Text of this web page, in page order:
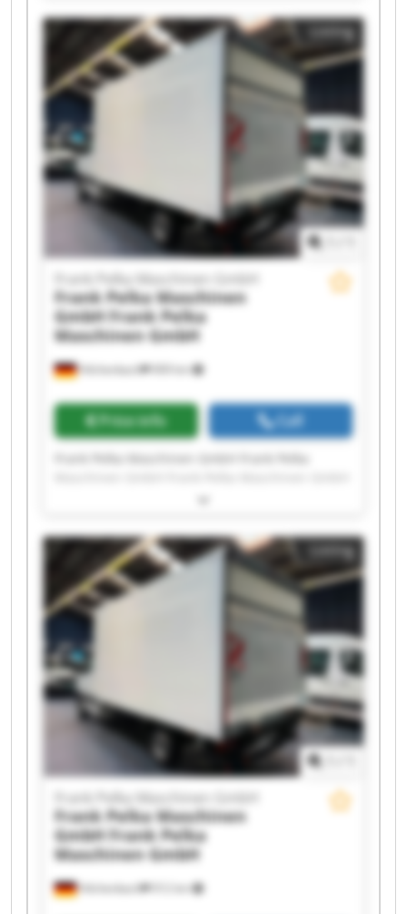
Frank Pelka Maschinen GmbH Frank Pelka
Maschinen GmbH Frank Pelka Maschinen GmbH
Frank Pelka Maschinen GmbH Frank Pelka
Maschinen GmbH Frank Pelka Maschinen GmbH
Frank Pelka Maschinen GmbH Frank Pelka
Maschinen GmbH Frank Pelka Maschinen GmbH
Frank Pelka Maschinen GmbH Frank Pelka
Maschinen GmbH Frank Pelka Maschinen GmbH
Frank Pelka Maschinen GmbH Frank Pelka
Maschinen GmbH
Listing
Hilchenbach 909 km
Frank Pelka Maschinen GmbH
Frank Pelka Maschinen
GmbHFrank Pelka
Maschinen GmbH
Price info Call
Frank Pelka Maschinen GmbH Frank Pelka
Frank Pelka Maschinen GmbH Frank Pelka
Maschinen GmbH Frank Pelka Maschinen GmbH
Frank Pelka Maschinen GmbH Frank Pelka
Maschinen GmbH Frank Pelka Maschinen GmbH
Frank Pelka Maschinen GmbH Frank Pelka
Maschinen GmbH Frank Pelka Maschinen GmbH
Frank Pelka Maschinen GmbH Frank Pelka
Maschinen GmbH Frank Pelka Maschinen GmbH
Frank Pelka Maschinen GmbH Frank Pelka
Maschinen GmbH
Listing
Hilchenbach 912 km
Frank Pelka Maschinen GmbH
Frank Pelka Maschinen
GmbHFrank Pelka
Maschinen GmbH